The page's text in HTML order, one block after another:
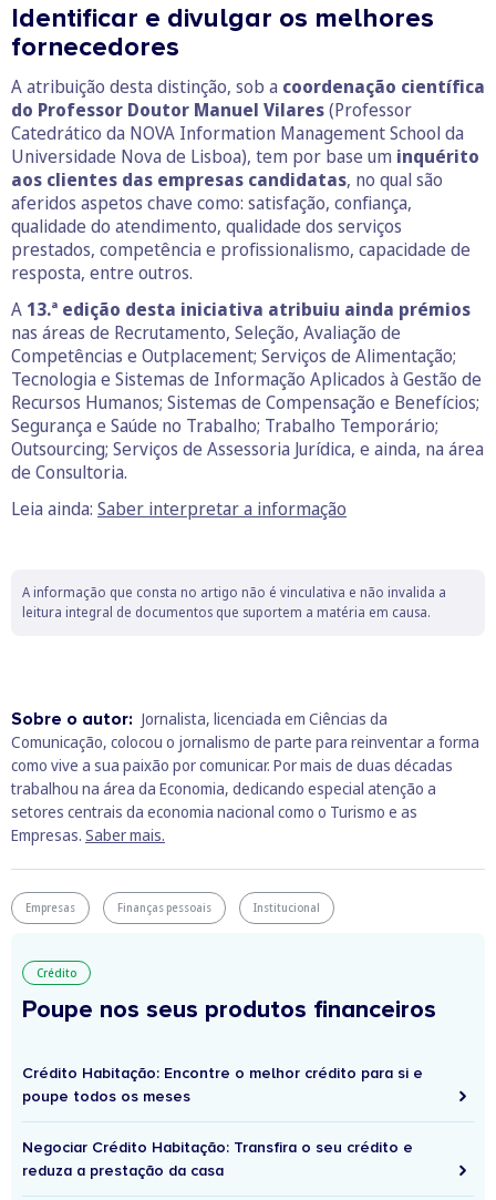
Identificar e divulgar os melhores
fornecedores
A atribuição desta distinção, sob a coordenação científica
do Professor Doutor Manuel Vilares(Professor
Catedrático da NOVA Information Management School da
Universidade Nova de Lisboa), tem por base um inquérito
aos clientes das empresas candidatas, no qual são
aferidos aspetos chave como: satisfação, confiança,
qualidade do atendimento, qualidade dos serviços
prestados, competência e profissionalismo, capacidade de
resposta, entre outros.
A 13.ª edição desta iniciativa atribuiu ainda prémios
nas áreas de Recrutamento, Seleção, Avaliação de
Competências e Outplacement; Serviços de Alimentação;
Tecnologia e Sistemas de Informação Aplicados à Gestão de
Recursos Humanos; Sistemas de Compensação e Benefícios;
Segurança e Saúde no Trabalho; Trabalho Temporário;
Outsourcing; Serviços de Assessoria Jurídica, e ainda, na área
de Consultoria.
Leia ainda: Saber interpretar a informação
A informação que consta no artigo não é vinculativa e não invalida a
leitura integral de documentos que suportem a matéria em causa.
Sobre o autor: Jornalista, licenciada em Ciências da
Comunicação, colocou o jornalismo de parte para reinventar a forma
como vive a sua paixão por comunicar. Por mais de duas décadas
trabalhou na área da Economia, dedicando especial atenção a
setores centrais da economia nacional como o Turismo e as
Empresas. Saber mais.
Empresas Finanças pessoais Institucional
Crédito
Poupe nos seus produtos financeiros
Crédito Habitação: Encontre o melhor crédito para si e
poupe todos os meses
Negociar Crédito Habitação: Transfira o seu crédito e
reduza a prestação da casa